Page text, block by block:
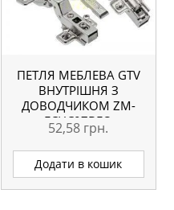
ПЕТЛЯ МЕБЛЕВА GTV
ВНУТРІШНЯ З
ДОВОДЧИКОМ ZM-
ECHC07BEO
52,58 грн.
Додати в кошик